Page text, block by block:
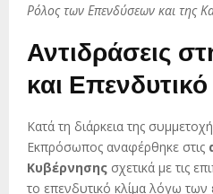
Ρόλος των Επενδύσεων και της
Αντιδράσεις
και
Κατά τη διάρκεια της
Εκπρόσωπος αναφέρθηκε στις
Κυβέρνησης σχετικά με τις
το επενδυτικό κλίμα λόγω